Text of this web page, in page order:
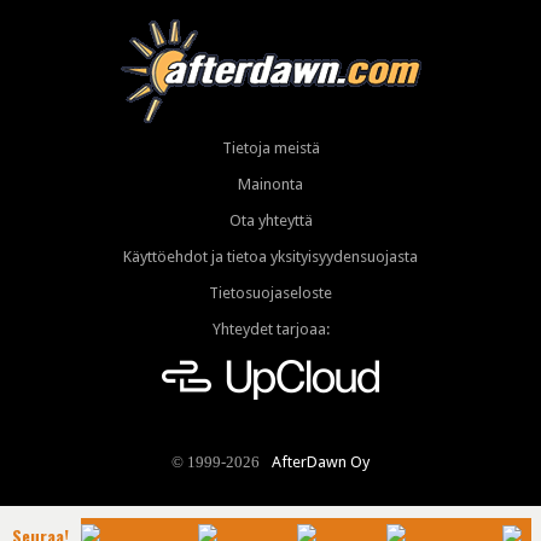
Tietoja meistä
Mainonta
Ota yhteyttä
Käyttöehdot ja tietoa yksityisyydensuojasta
Tietosuojaseloste
Yhteydet tarjoaa:
© 1999-2026 AfterDawn Oy
Seuraa!